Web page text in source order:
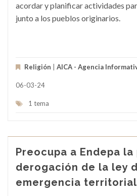
acordar y planificar actividades
junto a los pueblos originarios.
Religión AICA - Agencia
06-03-24
1 tema
Preocupa a Endepa la
derogación de la ley
emergencia